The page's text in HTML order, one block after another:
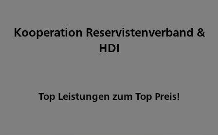
Kooperation Reservistenverband &
HDI
Top Leistungen zum Top Preis!